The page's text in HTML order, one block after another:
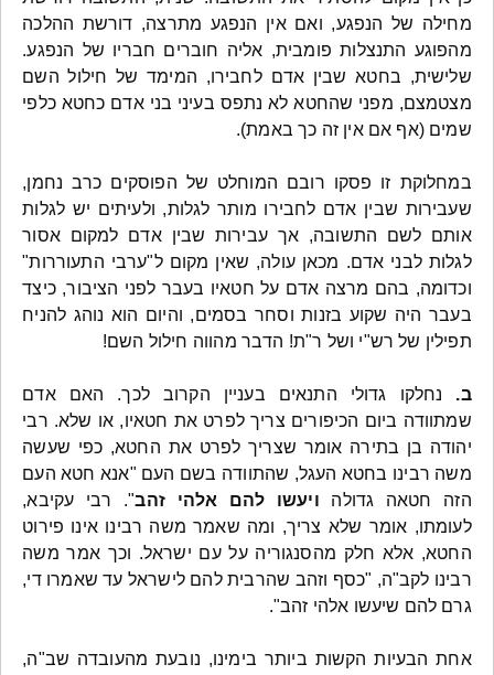
מחילה של הנפגע, ואם אין הנפגע מתרצה, דורשת ההלכה
מהפוגע התנצלות פומבית, אליה חוברים חבריו של הנפגע.
שלישית, בחטא שבין אדם לחבירו, המימד של חילול השם
מצטמצם, מפני שהחטא לא נתפס בעיני בני אדם כחטא כלפי
שמים (אף אם אין זה כך באמת).
במחלוקת זו פסקו רובם המוחלט של הפוסקים כרב נחמן,
שעבירות שבין אדם לחבירו מותר לגלות, ולעיתים יש לגלות
אותם לשם התשובה, אך עבירות שבין אדם למקום אסור
לגלות לבני אדם. מכאן עולה, שאין מקום ל"ערבי התעוררות"
וכדומה, בהם מרצה אדם על חטאיו בעבר לפני הציבור, כיצד
בעבר היה שקוע בזנות וסחר בסמים, והיום הוא נוהג להניח
תפילין של רש"י ושל ר"ת! הדבר מהווה חילול השם!
ב. נחלקו גדולי התנאים בעניין הקרוב לכך. האם אדם
שמתוודה ביום הכיפורים צריך לפרט את חטאיו, או שלא. רבי
יהודה בן בתירה אומר שצריך לפרט את החטא, כפי שעשה
משה רבינו בחטא העגל, שהתוודה בשם העם "אנא חטא העם
הזה חטאה גדולה ויעשו להם אלהי זהב". רבי עקיבא,
לעומתו, אומר שלא צריך, ומה שאמר משה רבינו אינו פירוט
החטא, אלא חלק מהסנגוריה על עם ישראל. וכך אמר משה
רבינו לקב"ה, "כסף וזהב שהרבית להם לישראל עד שאמרו די,
גרם להם שיעשו אלהי זהב".
אחת הבעיות הקשות ביותר בימינו, נובעת מהעובדה שב"ה,